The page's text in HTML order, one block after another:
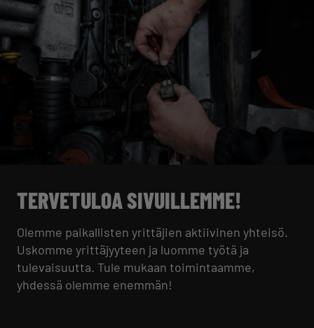
TERVETULOA SIVUILLEMME!
Olemme paikallisten yrittäjien aktiivinen yhteisö.
Uskomme yrittäjyyteen ja luomme työtä ja
tulevaisuutta. Tule mukaan toimintaamme,
yhdessä olemme enemmän!